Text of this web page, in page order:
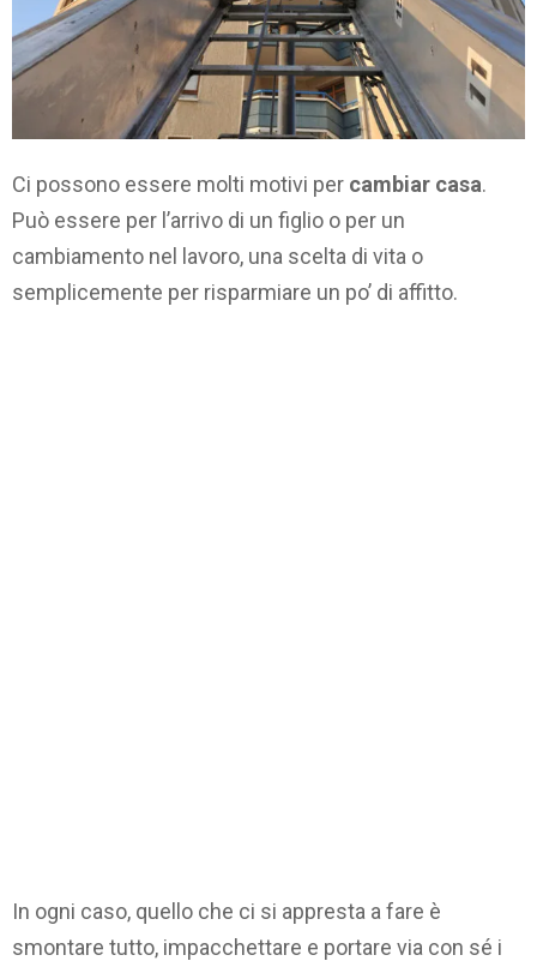
Ci possono essere molti motivi per cambiar casa.
Può essere per l’arrivo di un figlio o per un
cambiamento nel lavoro, una scelta di vita o
semplicemente per risparmiare un po’ di affitto.
In ogni caso, quello che ci si appresta a fare è
smontare tutto, impacchettare e portare via con sé i